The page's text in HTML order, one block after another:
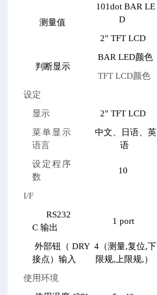
测量值
101dot BAR LE
D
2" TFT LCD
判断显示
BAR LED颜色
TFT LCD颜色
设定
显示
2" TFT LCD
菜单显示
语言
中文、日语、英
语
设定程序
数
10
I/F
RS232
C 输出
1 port
外部钮（ DRY
接点）输入
4（测量,复位,下
限规,上限规,）
使用环境